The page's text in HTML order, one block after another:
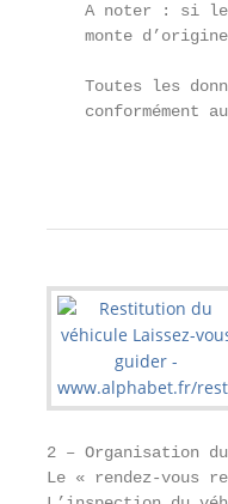
A noter : si
monte
Toutes les
conformément
2 – Organisation
Le « rendez-vous